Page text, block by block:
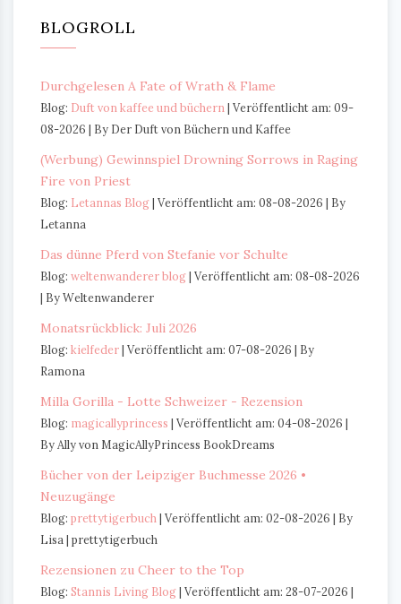
BLOGROLL
Durchgelesen A Fate of Wrath & Flame
Blog: Duft von kaffee und büchern
Veröffentlicht am: 09-
08-2026
By Der Duft von Büchern und Kaffee
(Werbung) Gewinnspiel Drowning Sorrows in Raging
Fire von Priest
Blog: Letannas Blog Veröffentlicht am: 08-08-2026
By
Letanna
Das dünne Pferd von Stefanie vor Schulte
Blog: weltenwanderer blog Veröffentlicht am: 08-08-2026
By Weltenwanderer
Monatsrückblick: Juli 2026
Blog: kielfeder Veröffentlicht am: 07-08-2026
By
Ramona
Milla Gorilla - Lotte Schweizer - Rezension
Blog: magicallyprincess
Veröffentlicht am: 04-08-2026
By Ally von MagicAllyPrincess BookDreams
Bücher von der Leipziger Buchmesse 2026 •
Neuzugänge
Blog: prettytigerbuch Veröffentlicht am: 02-08-2026
By
Lisa | prettytigerbuch
Rezensionen zu Cheer to the Top
Blog: Stannis Living Blog Veröffentlicht am: 28-07-2026